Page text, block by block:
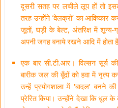
दूसरी सतह पर लचीले लूप हों तो
तरह उन्होंने ‘वेलक्रो’ का
जूतों, घड़ी के बेल्ट, अंतरिक्ष में शून्य-
अपनी जगह बनाये रखने आदि में होता
एक बार सी.टी.आर। विल्सन सूर्य
बारीक जल की बूँदों को हवा में
उन्हें प्रयोगशाला में ‘बादल’ बनने
प्रेरित किया। उन्होंने देखा कि धूल